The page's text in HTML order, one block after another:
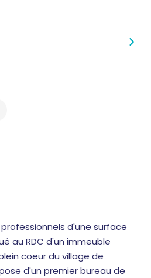
d'une surface
au RDC d'un immeuble
coeur du village de
d'un premier bureau de